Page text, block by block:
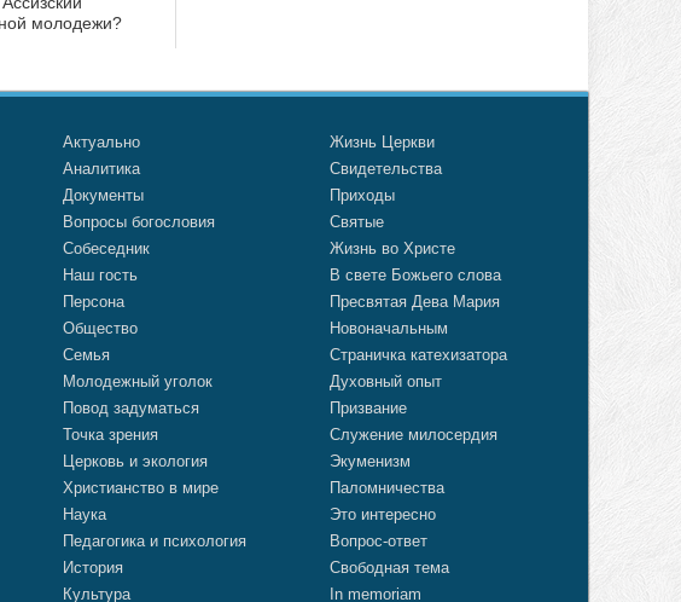
молодежи?
Актуально
Аналитика
Документы
Вопросы богословия
Собеседник
Наш гость
Персона
Общество
Семья
Молодежный уголок
Повод задуматься
Точка зрения
Церковь и экология
Христианство в мире
Наука
Педагогика и психология
История
Культура
Жизнь Церкви
Свидетельства
Приходы
Святые
Жизнь во Христе
В свете Божьего слова
Пресвятая Дева Мария
Новоначальным
Страничка катехизатора
Духовный опыт
Призвание
Служение милосердия
Экуменизм
Паломничества
Это интересно
Вопрос-ответ
Свободная тема
In memoriam